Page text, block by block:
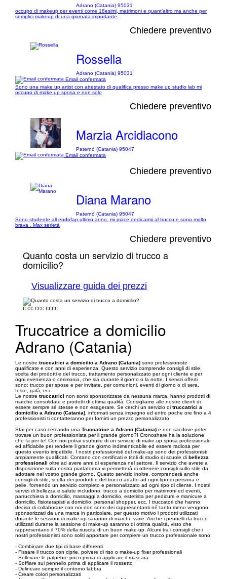
Adrano (Catania) 95031
occupo di makeup per eventi come 18esimi, matrimoni e quant’altro ma anche per
semplici makeup di una giornata importante.
Chiedere preventivo
Rossella
Adrano (Catania) 95031
Email confermata
Sono una make up artist con attestato di qualifica presso make up studio lab mi
occupo di make up sposa e non solo
Chiedere preventivo
Marzia Arcidiacono
Paternò (Catania) 95047
Email confermata
Chiedere preventivo
Diana Marano
Paternò (Catania) 95047
Sono studente all endofap ultimo anno, mi piace dedicarmi al trucco e sono molto
brava . Max serietà
Chiedere preventivo
Quanto costa un servizio di trucco a
domicilio?
Visualizzare guida dei prezzi
€ €€ €€€ €€€€
Truccatrice a domicilio
Adrano (Catania)
Le nostre truccatrici a domicilio a Adrano (Catania) sono professioniste
qualificate e con anni di esperienza. Questo servizio comprende consigli di stile,
scelta dei prodotti e del trucco, trattamento personalizzato per ogni cliente e per
ogni evenienza o cerimonia, che sia durante il giorno o la notte. I servizi offerti
sono: trucco per spose e per invitate, per comunioni, eventi di giorno o di sera,
feste, galà, ecc.
Le nostre truccatrici non sono sponsorizzate da nessuna marca, hanno prodotti di
marche consolidate e prodotti di ottima qualità. Consigliamo alle nostre clienti di
essere sempre sé stesse e non esagerare. Se cerchi un servizio di truccatrici a
domicilio a Adrano (Catania) , informati senza impegno ed entro poche ore fino a 4
professionisti ti contatteranno per fornirti un prezzo personalizzato.
Stai per caso cercando una Truccatrice a Adrano (Catania) e non sai dove poter
trovare un buon professionista per il grande giorno?! Cronoshare ha la soluzione
che fa per te! Con noi potrai usufruire di un servizio di make-up sposa professionale
ed affidabile per rendere il grande giorno indimenticabile ed essere radiosa per
questo evento irripetibile. I nostri professionisti del make-up sono dei professionisti
ampiamente qualificati. Contano con certificati e titoli di studio di scuole di bellezza
professionali oltre ad avere anni di esperienza nel settore. Il servizio che avrete a
disposizione sulla nostra piattaforma vi permetterà di ottenere consigli sullo stile da
adottare nel vostro grande giorno. Questo servizio inoltre, comprenderà anche
consigli di stile, scelta dei prodotti e del trucco adatto ad ogni tipo di persona e
pelle, fornendo un servizio completo e personalizzato ad ogni tipo di cliente. I nostri
servizi di bellezza e salute includono: trucco a domicilio per matrimoni ed eventi,
parrucchiera a domicilio, massaggi a domicilio, estetista per pedicure e manicure a
domicilio, fisioterapisti a domicilio, personal shopper, ecc. I truccatori che hanno
deciso di collaborare con noi non sono dei rappresentanti né tanto meno vengono
sponsorizzati da una marca in particolare, per questo motivo i prodotti utilizzati
durante le sessioni di make-up saranno di marche varie. Anche i pennelli da trucco
utilizzati durante la sessione di make-up saranno di ottima qualità, visto che
rappresentano il 70% della riuscita di un buon make-up. Alcuni tra i consigli che i
nostri professionisti sono soliti apportare per compiere un trucco professionale sono:
- Combinare due tipi di base differenti
- Fissare il trucco con ciprie, polvere di riso o make-up fixer professionali
- Sollevare le palpebre poco prima di applicare il mascara
- Soffiare sul pennello prima di applicare il rossetto
- Delineare sempre il contorno labbra
- Creare colori personalizzati